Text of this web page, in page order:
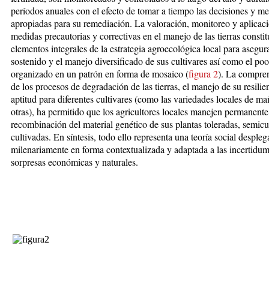
períodos anuales con el efecto de tomar a tiempo las decisiones y
apropiadas para su remediación. La valoración, monitoreo y
medidas precautorias y correctivas en el manejo de las tierras
elementos integrales de la estrategia agroecológica local para
sostenido y el manejo diversificado de sus cultivares así como el
organizado en un patrón en forma de mosaico (figura 2). La
de los procesos de degradación de las tierras, el manejo de su
aptitud para diferentes cultivares (como las variedades locales de
otras), ha permitido que los agricultores locales manejen
recombinación del material genético de sus plantas toleradas,
cultivadas. En síntesis, todo ello representa una teoría social
milenariamente en forma contextualizada y adaptada a las
sorpresas económicas y naturales.